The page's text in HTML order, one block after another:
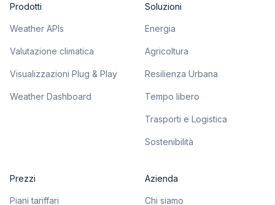
Prodotti
Weather APIs
Valutazione climatica
Visualizzazioni Plug & Play
Weather Dashboard
Soluzioni
Energia
Agricoltura
Resilienza Urbana
Tempo libero
Trasporti e Logistica
Sostenibilità
Prezzi
Piani tariffari
Azienda
Chi siamo